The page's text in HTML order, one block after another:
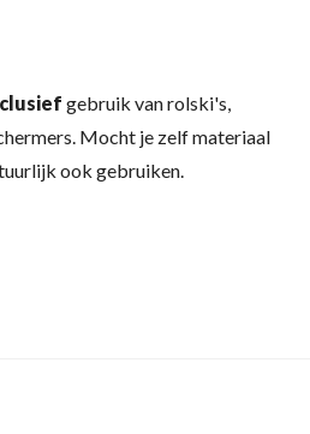
gebruik van rolski's,
Mocht je zelf materiaal
ook gebruiken.